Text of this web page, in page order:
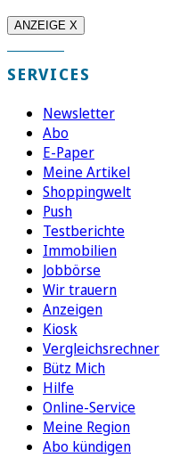
ANZEIGE X
SERVICES
Newsletter
Abo
E-Paper
Meine Artikel
Shoppingwelt
Push
Testberichte
Immobilien
Jobbörse
Wir trauern
Anzeigen
Kiosk
Vergleichsrechner
Bütz Mich
Hilfe
Online-Service
Meine Region
Abo kündigen